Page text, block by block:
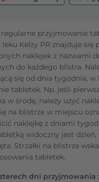
regularne przyjmowanie
Kelzy PR znajduje się
naklejek z nazwami
do każdego blistra.
się od dnia tygodnia,
tabletek. Np. jeśli
w środę, należy użyć
na blistrze w miejscu
naklejkę z dniami
widoczny jest
Strzałki na blistrze
tabletek.
dni